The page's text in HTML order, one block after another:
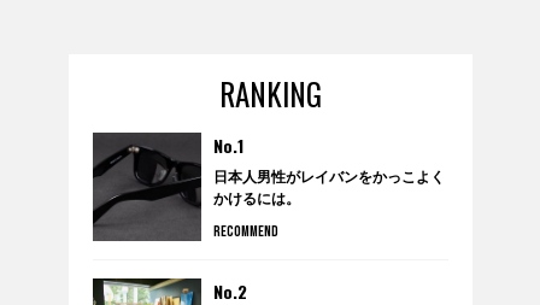
RANKING
No.1
日本人男性がレイバンをかっこよく
かけるには。
RECOMMEND
No.2